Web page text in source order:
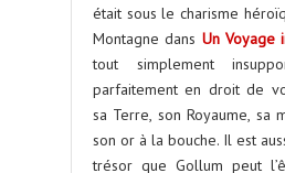
était sous le charisme
Montagne dans Un Voyage
tout simplement
parfaitement en droit de
sa Terre, son Royaume, sa
son or à la bouche. Il est
trésor que Gollum peut